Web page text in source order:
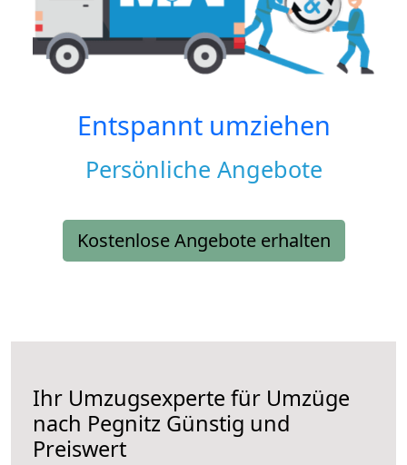
Entspannt umziehen
Persönliche Angebote
Kostenlose Angebote erhalten
Ihr Umzugsexperte für Umzüge
nach Pegnitz Günstig und
Preiswert